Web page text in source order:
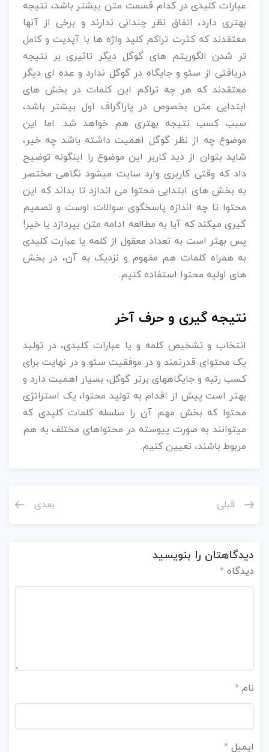
عبارات کلیدی در کدام قسمت متن بیشتر باشد، نتیجه
بهتری دارد، اتفاق نظر چندانی ندارند و برخی از آنها
معتقدند که کثرت تراکم کلید واژه ها با آپدیت و کامل
تر شدن الگوریتم های گوگل دیگر تاثیری بر نتیجه
دریافتی از سئو و جایگاه در گوگل ندارد و عده ای دیگر
معتقدند که هر چه تراکم این کلمات در بخش های
ابتدایی متن بخصوص در پاراگراف اول بیشتر باشد،
سبب کسب نتیجه بهتری هم خواهد شد. اما این
موضوع چه از نظر گوگل اهمیت داشته باشد چه خیر،
شاید بتوان از دید کاربر این موضوع را اینگونه توضیح
داد که وقتی کاربری وارد سایت میشود نگاهی مختصر
به بخش های ابتدایی محتوا می اندازد تا بداند که این
محتوا تا چه اندازه پاسخگوی سوالات اوست و تصمیم
گیری میکند که آیا به مطالعه ادامه متن بپردازد یا خیر!
پس بهتر است به تعداد معقول از کلمه یا عبارت کلیدی
به همراه کلمات هم مفهوم و نزدیک به آن، در بخش
های اولیه محتوا استفاده کنیم.
نتیجه گیری و حرف آخر
انتخاب و تشخیص کلمه و یا عبارات کلیدی، در تولید
یک محتوای قدرتمند و در موفقیت سئو و در نهایت برای
کسب رتبه و جایگاههای برتر گوگل، بسیار اهمیت دارد و
بهتر است پیش از اقدام به تولید محتوا، یک استراتژی
محتوا که بخش مهم آن را سلسله کلمات کلیدی که
میتوانند به صورت پیوسته در محتواهای مختلف به هم
مربوط باشند، تعیین کنیم.
قبلی بعدی
دیدگاهتان را بنویسید
دیدگاه *
نام *
ایمیل *